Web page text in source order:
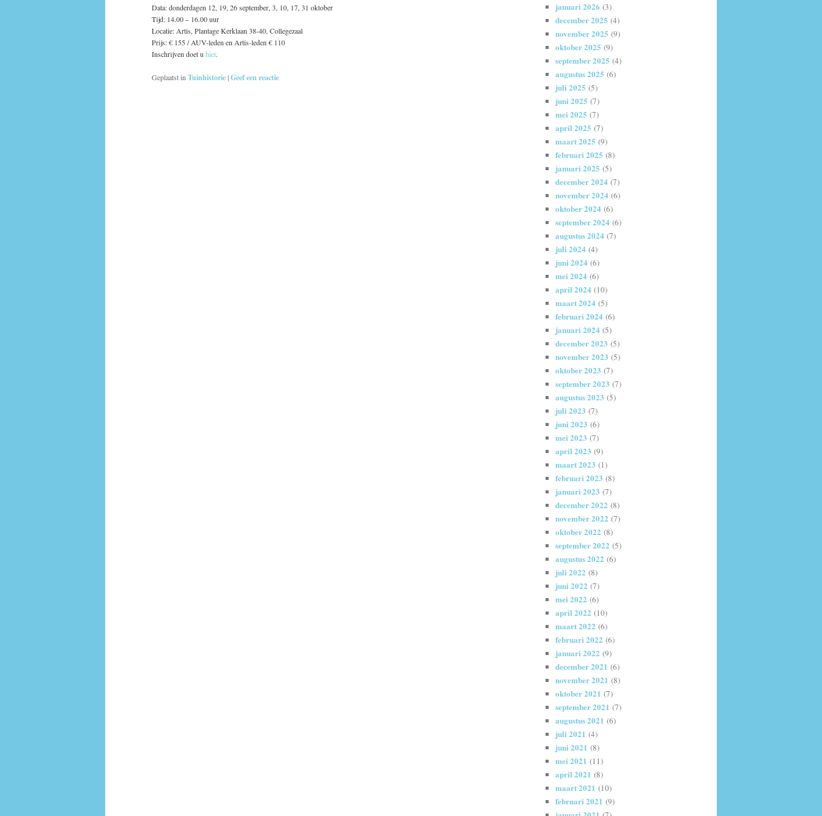
Data: donderdagen 12, 19, 26 september, 3, 10, 17, 31 oktober
Tijd: 14.00 – 16.00 uur
Locatie: Artis, Plantage Kerklaan 38-40, Collegezaal
Prijs: € 155 / AUV-leden en Artis-leden € 110
Inschrijven doet u hier.
Geplaatst inTuinhistorie|Geef een reactie
januari 2026 (3)
december 2025 (4)
november 2025 (9)
oktober 2025 (9)
september 2025 (4)
augustus 2025 (6)
juli 2025 (5)
juni 2025 (7)
mei 2025 (7)
april 2025 (7)
maart 2025 (9)
februari 2025 (8)
januari 2025 (5)
december 2024 (7)
november 2024 (6)
oktober 2024 (6)
september 2024 (6)
augustus 2024 (7)
juli 2024 (4)
juni 2024 (6)
mei 2024 (6)
april 2024 (10)
maart 2024 (5)
februari 2024 (6)
januari 2024 (5)
december 2023 (5)
november 2023 (5)
oktober 2023 (7)
september 2023 (7)
augustus 2023 (5)
juli 2023 (7)
juni 2023 (6)
mei 2023 (7)
april 2023 (9)
maart 2023 (1)
februari 2023 (8)
januari 2023 (7)
december 2022 (8)
november 2022 (7)
oktober 2022 (8)
september 2022 (5)
augustus 2022 (6)
juli 2022 (8)
juni 2022 (7)
mei 2022 (6)
april 2022 (10)
maart 2022 (6)
februari 2022 (6)
januari 2022 (9)
december 2021 (6)
november 2021 (8)
oktober 2021 (7)
september 2021 (7)
augustus 2021 (6)
juli 2021 (4)
juni 2021 (8)
mei 2021 (11)
april 2021 (8)
maart 2021 (10)
februari 2021 (9)